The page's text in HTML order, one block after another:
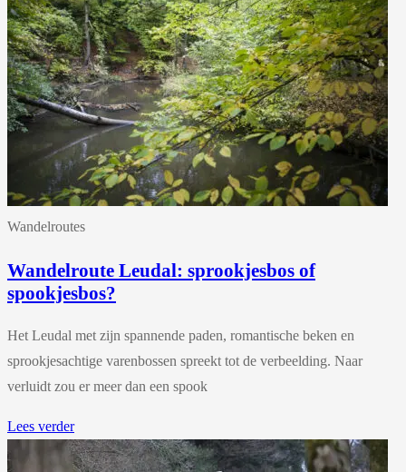
Wandelroutes
Wandelroute Leudal: sprookjesbos of
spookjesbos?
Het Leudal met zijn spannende paden, romantische beken en
sprookjesachtige varenbossen spreekt tot de verbeelding. Naar
verluidt zou er meer dan een spook
Lees verder